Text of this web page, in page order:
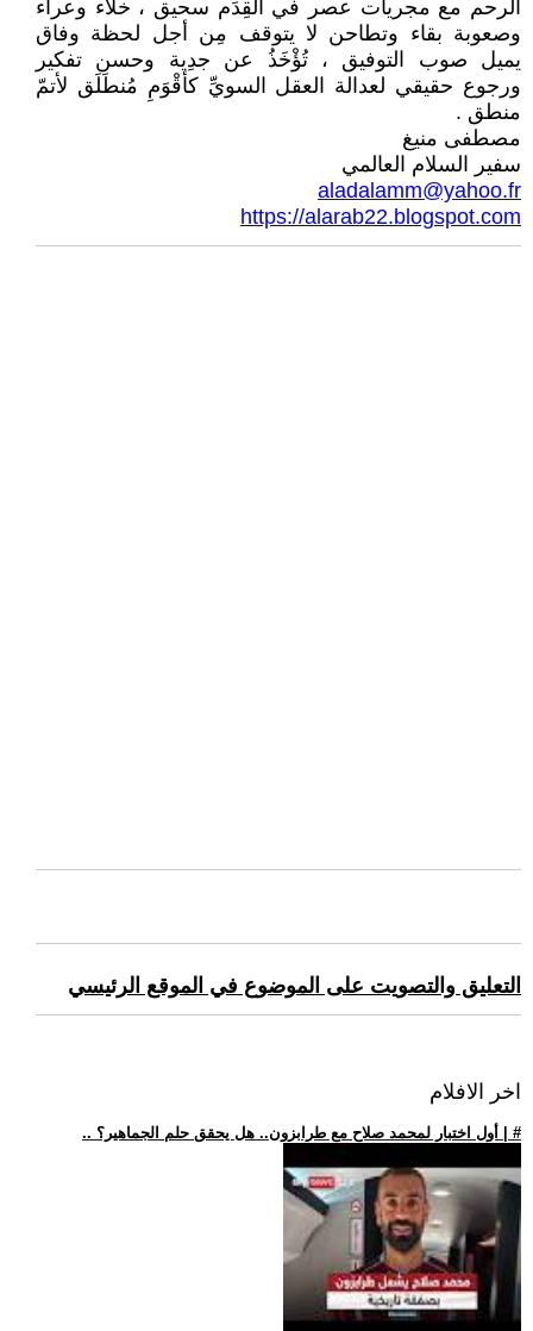
الرحم مع مجريات عصر في القِدَم سحيق ، خلاء وعراء
وصعوبة بقاء وتطاحن لا يتوقف مِن أجل لحظة وفاق
يميل صوب التوفيق ، تُؤْخَذُ عن جدِية وحسن تفكير
ورجوع حقيقي لعدالة العقل السويِّ كأقْوَمِ مُنطَلَق لأتمّ
منطق .
مصطفى منيغ
سفير السلام العالمي
aladalamm@yahoo.fr
https://alarab22.blogspot.com
التعليق والتصويت على الموضوع في الموقع الرئيسي
اخر الافلام
.. أول اختبار لمحمد صلاح مع طرابزون.. هل يحقق حلم الجماهير؟ | #